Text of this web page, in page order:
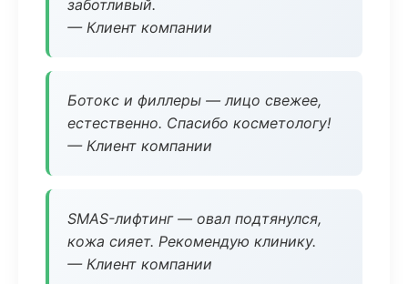
заботливый.
— Клиент компании
Ботокс и филлеры — лицо свежее,
естественно. Спасибо косметологу!
— Клиент компании
SMAS-лифтинг — овал подтянулся,
кожа сияет. Рекомендую клинику.
— Клиент компании